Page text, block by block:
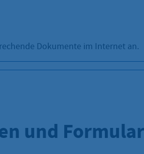
Dokumente im Internet an.
und